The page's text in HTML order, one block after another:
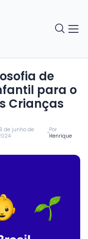
de junho de
•Por
Henrique
para o
Crianças